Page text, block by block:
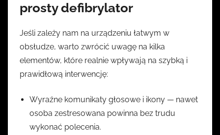
prosty defibrylator
Jeśli zależy nam na urządzeniu łatwym w
obsłudze, warto zwrócić uwagę na kilka
elementów, które realnie wpływają na szybką i
prawidłową interwencję:
Wyraźne komunikaty głosowe i ikony — nawet
osoba zestresowana powinna bez trudu
wykonać polecenia.